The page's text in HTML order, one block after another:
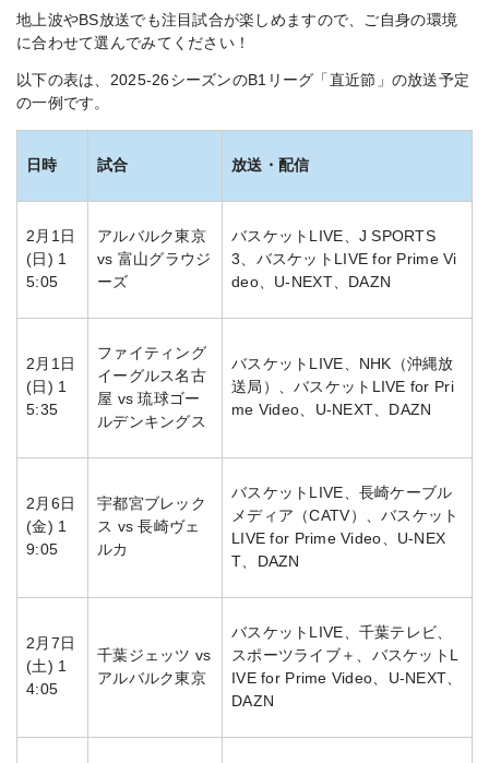
地上波やBS放送でも注目試合が楽しめますので、ご自身の環境
に合わせて選んでみてください！
以下の表は、2025-26シーズンのB1リーグ「直近節」の放送予定
の一例です。
日時 試合 放送・配信
2月1日
(日) 1
5:05
アルバルク東京
vs 富山グラウジ
ーズ
バスケットLIVE、J SPORTS
3、バスケットLIVE for Prime Vi
deo、U-NEXT、DAZN
2月1日
(日) 1
5:35
ファイティング
イーグルス名古
屋 vs 琉球ゴー
ルデンキングス
バスケットLIVE、NHK（沖縄放
送局）、バスケットLIVE for Pri
me Video、U-NEXT、DAZN
2月6日
(金) 1
9:05
宇都宮ブレック
ス vs 長崎ヴェ
ルカ
バスケットLIVE、長崎ケーブル
メディア（CATV）、バスケット
LIVE for Prime Video、U-NEX
T、DAZN
2月7日
(土) 1
4:05
千葉ジェッツ vs
アルバルク東京
バスケットLIVE、千葉テレビ、
スポーツライブ＋、バスケットL
IVE for Prime Video、U-NEXT、
DAZN